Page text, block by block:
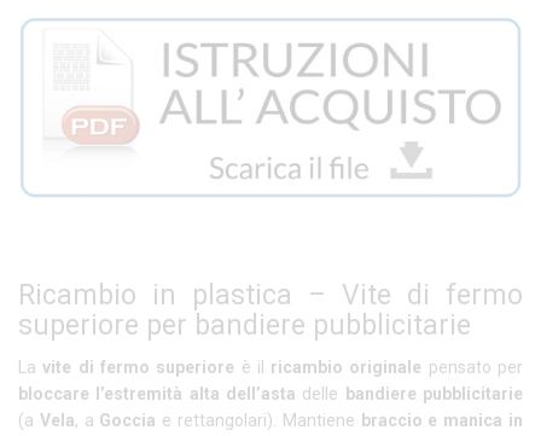
Ricambio in plastica – Vite di fermo
superiore per bandiere pubblicitarie
Lavite di fermo superiore è il ricambio originale pensato per
bloccare l’estremità alta dell’asta delle
bandiere pubblicitarie
(a Vela, a Goccia e rettangolari). Mantiene braccio e manica in